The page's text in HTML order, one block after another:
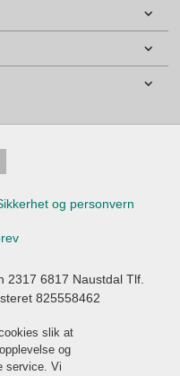
og personvern
2317 6817 Naustdal Tlf.
825558462
slik at
og
service. Vi